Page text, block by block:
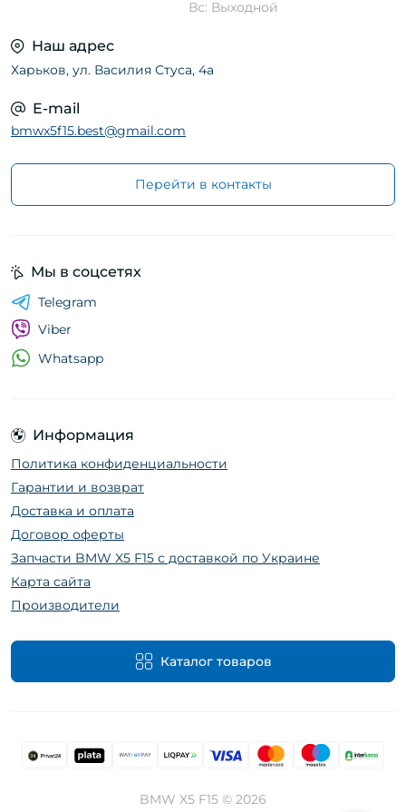
Вс: Выходной
Наш адрес
Харьков, ул. Василия Стуса, 4а
E-mail
bmwx5f15.best@gmail.com
Перейти в контакты
Информация
Политика конфиденциальности
Гарантии и возврат
Доставка и оплата
Договор оферты
Запчасти BMW X5 F15 с доставкой по Украине
Карта сайта
Производители
Каталог товаров
Мы в соцсетях
Telegram
Viber
Whatsapp
BMW X5 F15 © 2026